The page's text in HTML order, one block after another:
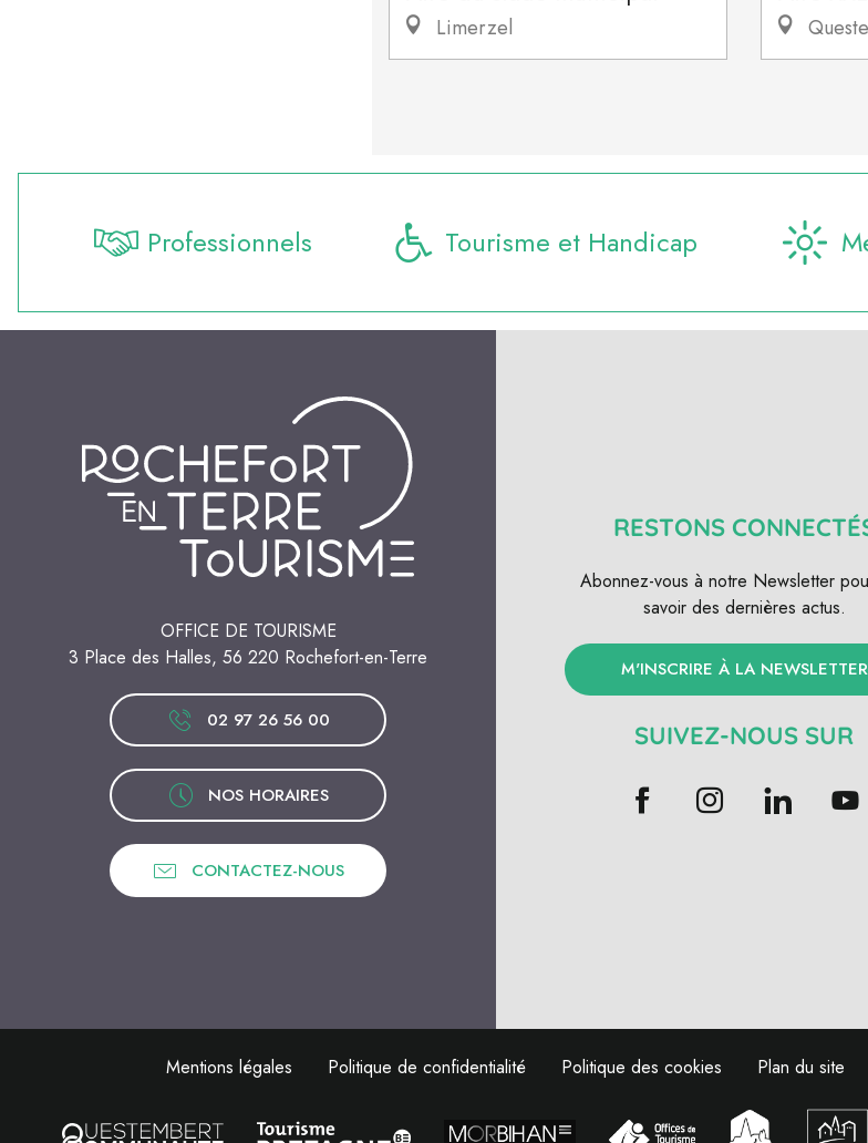
Limerzel
Professionnels Tourisme et Handicap
OFFICE DE TOURISME
3 Place des Halles, 56 220 Rochefort-en-Terre
02 97 26 56 00
NOS HORAIRES
CONTACTEZ-NOUS
RESTONS
Abonnez-vous à notre Newsletter
savoir des dernières actus.
M'INSCRIRE À LA NEWSLETTER
SUIVEZ-NOUS SUR
Mentions légales Politique de confidentialité Politique des cookies Plan du site